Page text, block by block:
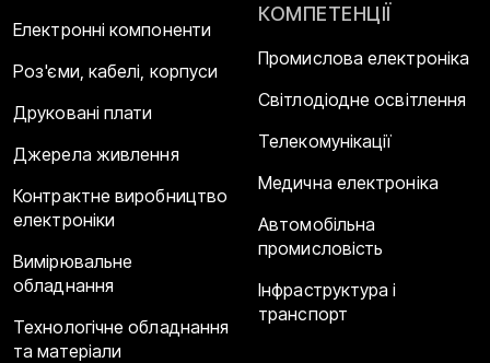
Електронні компоненти
Роз'єми, кабелі, корпуси
Друковані плати
Джерела живлення
Контрактне виробництво
електроніки
Вимірювальне
обладнання
Технологічне обладнання
та матеріали
КОМПЕТЕНЦІЇ
Промислова електроніка
Світлодіодне освітлення
Телекомунікації
Медична електроніка
Автомобільна
промисловість
Інфраструктура і
транспорт